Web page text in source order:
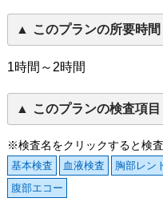
このプランの所要時間
1時間～2時間
このプランの検査項目
※検査名をクリックすると検
基本検査 血液検査 胸部レン
腹部エコー